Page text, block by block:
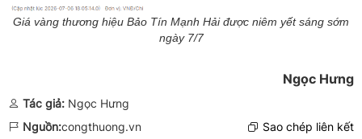
Giá vàng thương hiệu Bảo Tín Mạnh Hải được niêm yết sáng sớm
ngày 7/7
Ngọc Hưng
Tác giả: Ngọc Hưng
Nguồn:congthuong.vn Sao chép liên kết